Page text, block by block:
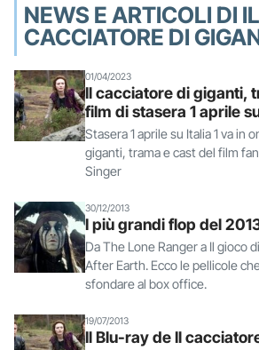
NEWS E ARTICOLI DI IL
CACCIATORE DI
01/04/2023
Il cacciatore di giganti,
film di stasera 1 aprile
Stasera 1 aprile su Italia 1 va in
giganti, trama e cast del film
Singer
30/12/2013
I più grandi flop del
Da The Lone Ranger a Il gioco
After Earth. Ecco le pellicole
sfondare al box office.
19/07/2013
Il Blu-ray de Il